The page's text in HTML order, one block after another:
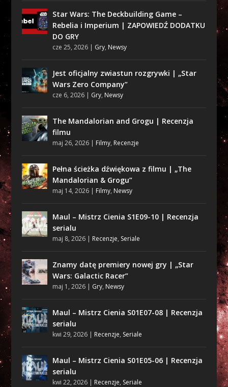
Star Wars: The Deckbuilding Game –
Rebelia i Imperium | ZAPOWIEDŹ DODATKU
DO GRY
cze 25, 2026| Gry, Newsy
Jest oficjalny zwiastun rozgrywki | „Star
Wars Zero Company”
cze 6, 2026| Gry, Newsy
The Mandalorian and Grogu | Recenzja
filmu
maj 26, 2026| Filmy, Recenzje
Pełna ścieżka dźwiękowa z filmu | „The
Mandalorian & Grogu”
maj 14, 2026| Filmy, Newsy
Maul – Mistrz Cienia S1E09-10 | Recenzja
serialu
maj 8, 2026| Recenzje, Seriale
Znamy datę premiery nowej gry | „Star
Wars: Galactic Racer”
maj 1, 2026| Gry, Newsy
Maul – Mistrz Cienia S01E07-08 | Recenzja
serialu
kwi 29, 2026| Recenzje, Seriale
Maul – Mistrz Cienia S01E05-06 | Recenzja
serialu
kwi 22, 2026| Recenzje, Seriale